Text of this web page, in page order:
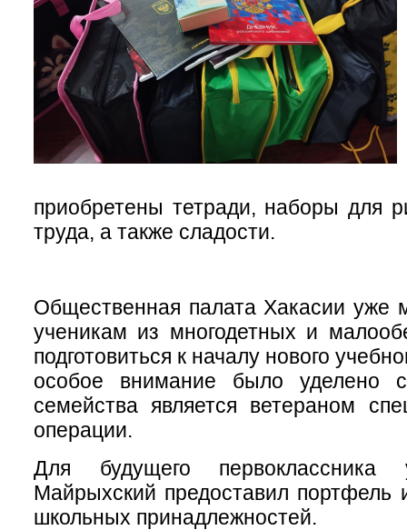
приобретены тетради, наборы для
труда, а также сладости.
Общественная палата Хакасии уже
ученикам из многодетных и
подготовиться к началу нового
особое внимание было уделено
семейства является ветераном
операции.
Для будущего первоклассника
Майрыхский предоставил портфель
школьных принадлежностей.